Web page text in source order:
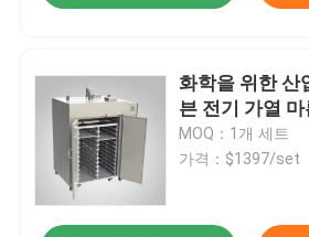
화학을 위한 산
븐 전기 가열
MOQ：1개 세트
가격：$1397/set